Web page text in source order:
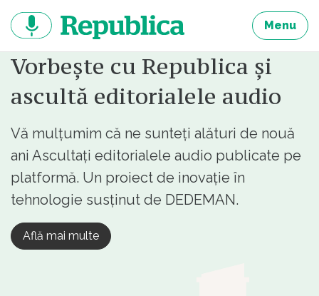
continut
Menu
Vorbește cu Republica și
ascultă editorialele audio
Vă mulțumim că ne sunteți alături de nouă
ani Ascultați editorialele audio publicate pe
platformă. Un proiect de inovație în
tehnologie susținut de DEDEMAN.
Află mai multe